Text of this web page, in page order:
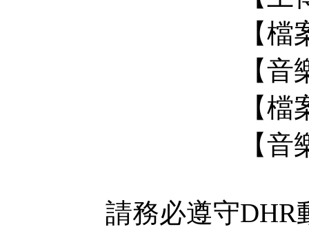
【檔案大
【音樂格
【檔案載
【音樂圖
請務必遵守DHR